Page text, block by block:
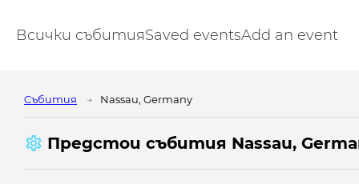
Всички събитияSaved eventsAdd an event
Cъбития Nassau, Germany
Предстои cъбития Nassau,